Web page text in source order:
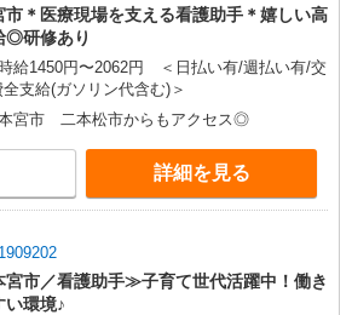
市＊医療現場を支える看護助手＊嬉しい高
◎研修あり
時給1450円〜2062円 ＜日払い有/週払い有/交
支給(ガソリン代含む)＞
宮市 二本松市からもアクセス◎
詳細を見る
市／看護助手≫子育て世代活躍中！働き
い環境♪